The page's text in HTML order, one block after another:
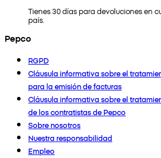
Tienes 30 días para devoluciones en
país.
Pepco
RGPD
Cláusula informativa sobre el
para la emisión de facturas
Cláusula informativa sobre el
de los contratistas de Pepco
Sobre nosotros
Nuestra responsabilidad
Empleo